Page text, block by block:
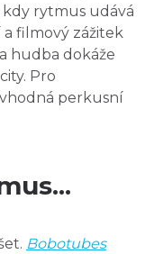
rytmus udává
filmový zážitek
hudba dokáže
Pro
perkusní
Bobotubes